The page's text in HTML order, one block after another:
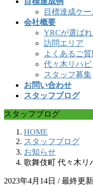
目標達成ケー
会社概要
YRCが選ば
訪問エリア
よくあるご質
代々木リハ
スタッフ募集
お問い合わせ
スタッフブログ
スタッフブログ
HOME
スタッフブログ
お知らせ
歌舞伎町 代々木リ
2023年4月14日 / 最終更